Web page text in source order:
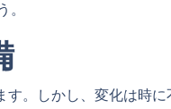
す。しかし、変化は時に